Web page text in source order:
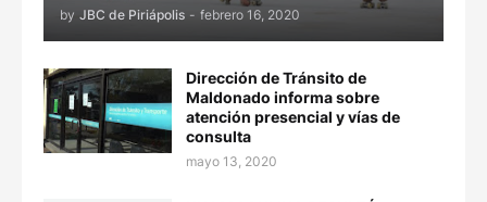
by JBC de Piriápolis - febrero 16, 2020
Dirección de Tránsito de
Maldonado informa sobre
atención presencial y vías de
consulta
mayo 13, 2020